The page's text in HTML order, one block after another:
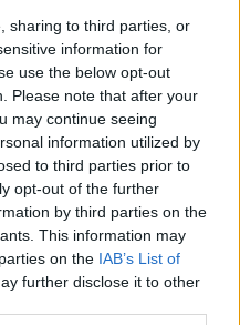
sharing to third parties, or
information for
use the below opt-out
Please note that after your
may continue seeing
information utilized by
to third parties prior to
opt-out of the further
by third parties on the
This information may
on the IAB’s List of
further disclose it to other